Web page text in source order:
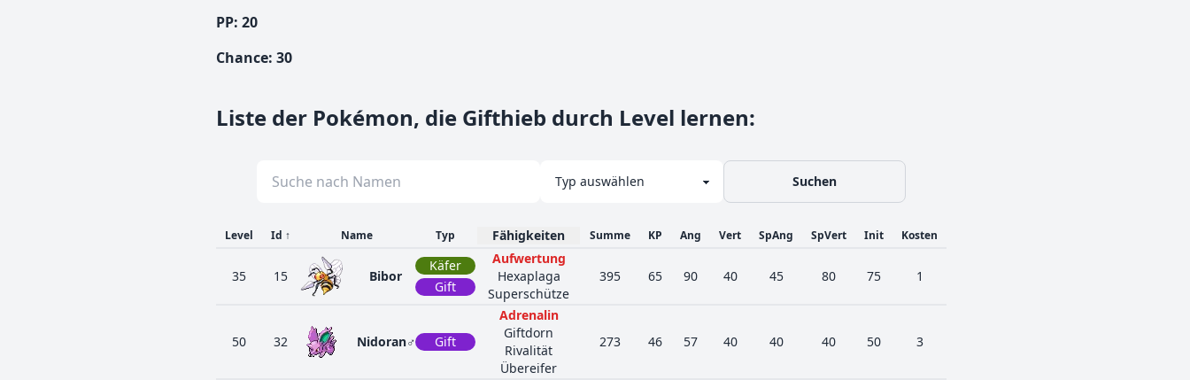
PP: 20
Chance: 30
Liste der Pokémon, die Gifthieb durch Level lernen:
Suchen
Level Id ↑ Name Typ Fähigkeiten Summe KP Ang Vert SpAng SpVert Init Kosten
35 15 Bibor
Käfer
Gift
Aufwertung
Hexaplaga
Superschütze
395 65 90 40 45 80 75 1
50 32 Nidoran♂ Gift
Adrenalin
Giftdorn
Rivalität
Übereifer
273 46 57 40 40 40 50 3